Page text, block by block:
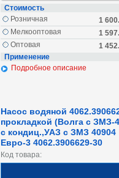
Стоимость
1
Розничная
1
Мелкооптовая
1
Оптовая
Применение
Подробное описание
Насос водяной
прокладкой (Волга с ЗМЗ-
с кондиц.,УАЗ с ЗМЗ 40904
Евро-3 4062.3906629-30
Код товара: